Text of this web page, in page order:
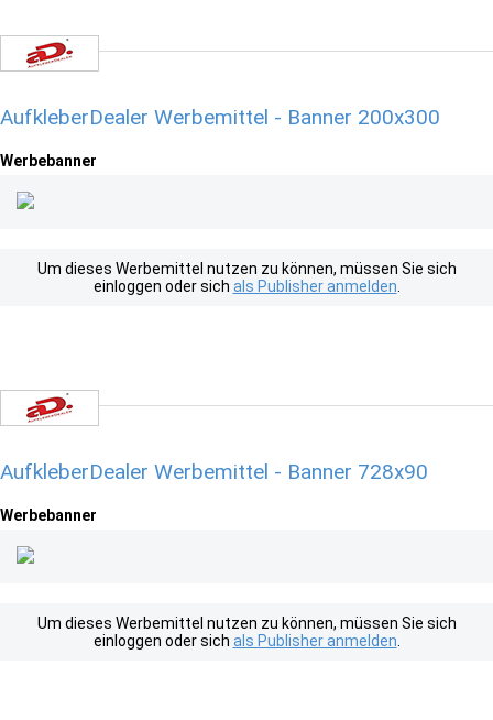
AufkleberDealer Werbemittel - Banner 200x300
Werbebanner
Um dieses Werbemittel nutzen zu können, müssen Sie sich
einloggen oder sich als Publisher anmelden
AufkleberDealer Werbemittel - Banner 728x90
Werbebanner
Um dieses Werbemittel nutzen zu können, müssen Sie sich
einloggen oder sich als Publisher anmelden